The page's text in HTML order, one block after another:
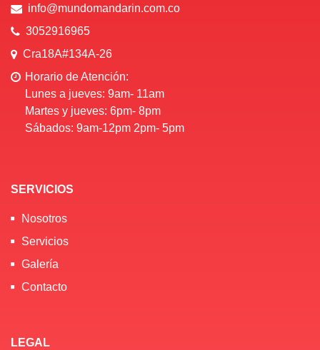
info@mundomandarin.com.co
3052916965
Cra18A#134A-26
Horario de Atención:
Lunes a jueves: 9am- 11am
Martes y jueves: 6pm- 8pm
Sábados: 9am-12pm 2pm- 5pm
SERVICIOS
Nosotros
Servicios
Galería
Contacto
LEGAL